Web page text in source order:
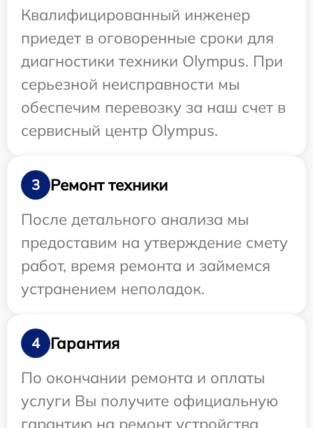
Квалифицированный инженер
приедет в оговоренные сроки для
диагностики техники Olympus. При
серьезной неисправности мы
обеспечим перевозку за наш счет в
сервисный центр Olympus.
3
Ремонт техники
После детального анализа мы
предоставим на утверждение смету
работ, время ремонта и займемся
устранением неполадок.
4
Гарантия
По окончании ремонта и оплаты
услуги Вы получите официальную
гарантию на ремонт устройства